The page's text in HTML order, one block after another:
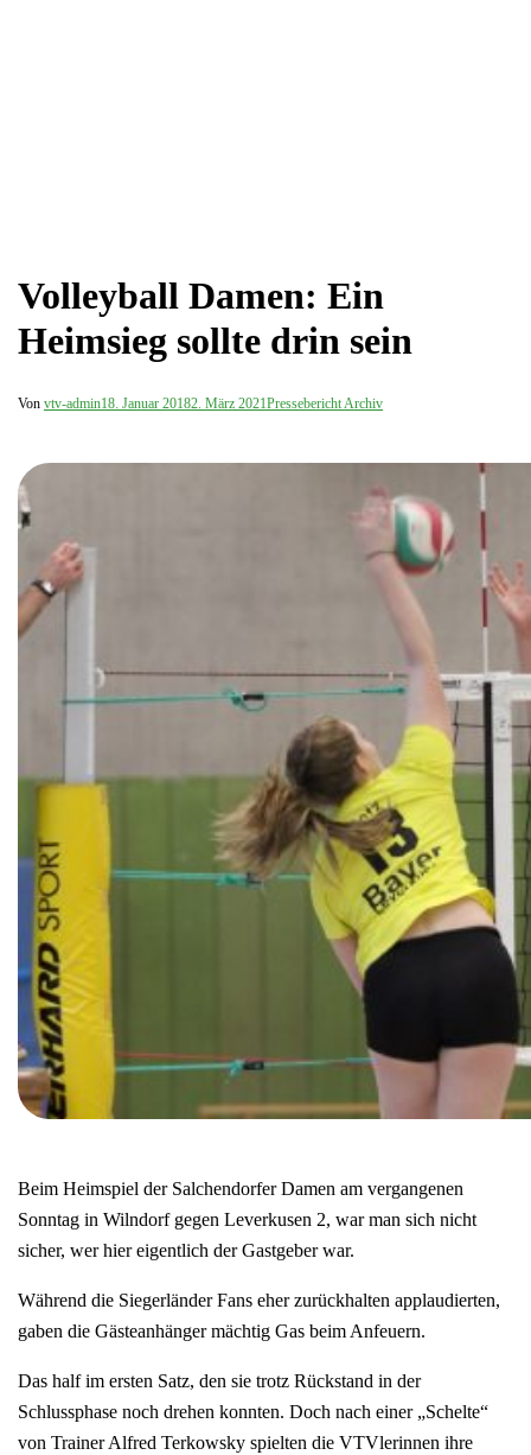
Volleyball Damen: Ein
Heimsieg sollte drin sein
Von vtv-admin18. Januar 20182. März 2021Pressebericht Archiv
Beim Heimspiel der Salchendorfer Damen am vergangenen
Sonntag in Wilndorf gegen Leverkusen 2, war man sich nicht
sicher, wer hier eigentlich der Gastgeber war.
Während die Siegerländer Fans eher zurückhalten applaudierten,
gaben die Gästeanhänger mächtig Gas beim Anfeuern.
Das half im ersten Satz, den sie trotz Rückstand in der
Schlussphase noch drehen konnten. Doch nach einer „Schelte“
von Trainer Alfred Terkowsky spielten die VTVlerinnen ihre